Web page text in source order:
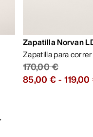
Zapatilla Norvan
Zapatilla para
170,00 €
85,00 €-